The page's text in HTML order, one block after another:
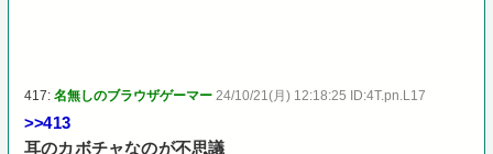
417:名無しのブラウザゲーマー 24/10/21(月) 12:18:25 ID:4T.pn.L17
>>413
耳のカボチャなのが不思議